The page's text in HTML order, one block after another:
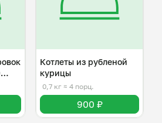
Котлеты из рубленой
курицы
0,7 кг ≈ 4 порц.
900 ₽